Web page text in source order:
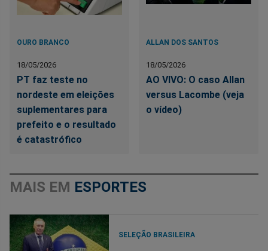
OURO BRANCO
18/05/2026
PT faz teste no
nordeste em eleições
suplementares para
prefeito e o resultado
é catastrófico
ALLAN DOS SANTOS
18/05/2026
AO VIVO: O caso Allan
versus Lacombe (veja
o vídeo)
MAIS EM ESPORTES
SELEÇÃO BRASILEIRA